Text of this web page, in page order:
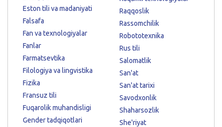
Eston tili va madaniyati
Falsafa
Fan va texnologiyalar
Fanlar
Farmatsevtika
Filologiya va lingvistika
Fizika
Fransuz tili
Fuqarolik muhandisligi
Gender tadqiqotlari
Raqqoslik
Rassomchilik
Robototexnika
Rus tili
Salomatlik
San'at
San'at tarixi
Savodxonlik
Shaharsozlik
She'riyat